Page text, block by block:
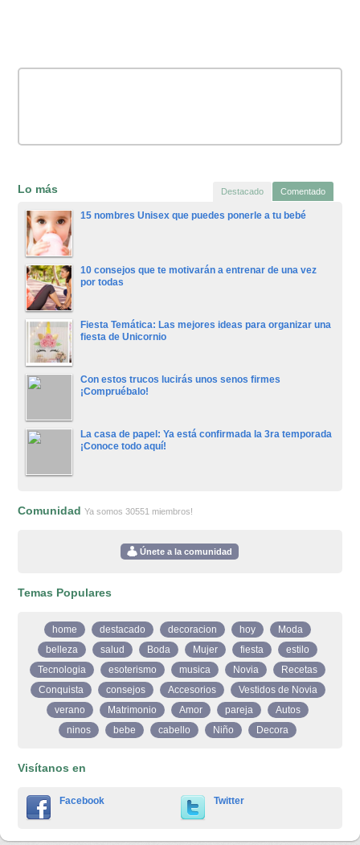
Lo más Destacado Comentado
15 nombres Unisex que puedes ponerle a tu bebé
10 consejos que te motivarán a entrenar de una vez
por todas
Fiesta Temática: Las mejores ideas para organizar una
fiesta de Unicornio
Con estos trucos lucirás unos senos firmes
¡Compruébalo!
La casa de papel: Ya está confirmada la 3ra temporada
¡Conoce todo aquí!
ComunidadYa somos 30551 miembros!
Únete a la comunidad
Temas Populares
home destacado decoracion hoy
Moda
belleza
salud Boda Mujer fiesta
estilo
Tecnologia
esoterismo musica Novia
Recetas
Conquista
consejos Accesorios
Vestidos de Novia
verano
Matrimonio Amor pareja
Autos
ninos
bebe cabello Niño Decora
Visítanos en
Facebook Twitter